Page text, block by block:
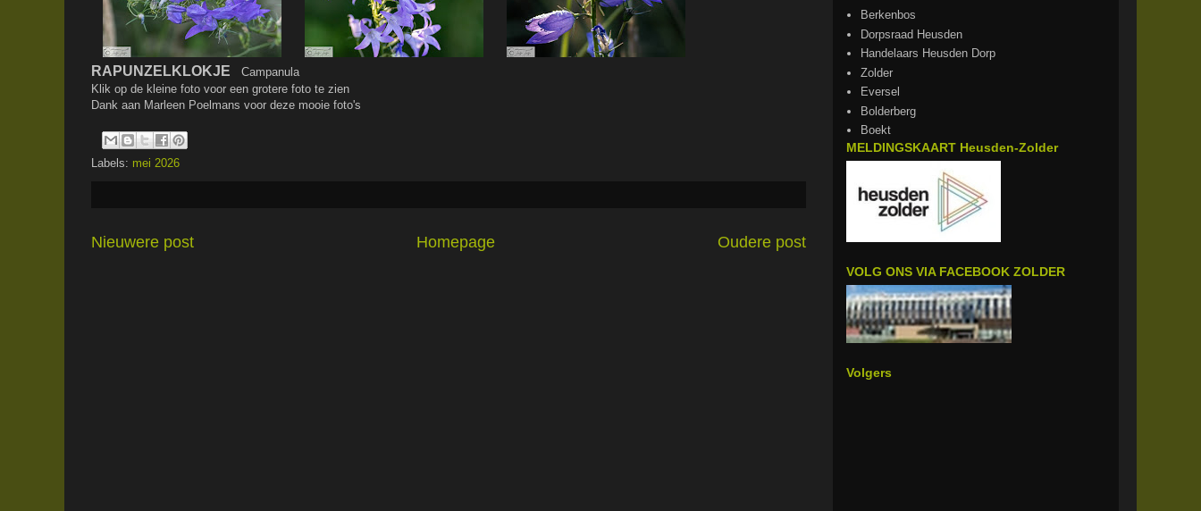
RAPUNZELKLOKJE
Campanula
Klik op de kleine foto voor een grotere foto te zien
Dank aan Marleen Poelmans voor deze mooie foto's
Labels: mei 2026
Nieuwere post Oudere post
Homepage
Berkenbos
Dorpsraad Heusden
Handelaars Heusden Dorp
Zolder
Eversel
Bolderberg
Boekt
MELDINGSKAART Heusden-Zolder
VOLG ONS VIA FACEBOOK ZOLDER
Volgers